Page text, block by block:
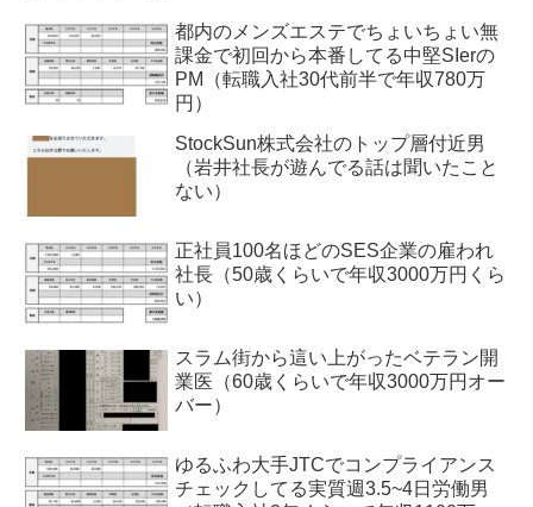
都内のメンズエステでちょいちょい無
課金で初回から本番してる中堅SIerの
PM（転職入社30代前半で年収780万
円）
StockSun株式会社のトップ層付近男
（岩井社長が遊んでる話は聞いたこと
ない）
正社員100名ほどのSES企業の雇われ
社長（50歳くらいで年収3000万円くら
い）
スラム街から這い上がったベテラン開
業医（60歳くらいで年収3000万円オー
バー）
ゆるふわ大手JTCでコンプライアンス
チェックしてる実質週3.5~4日労働男